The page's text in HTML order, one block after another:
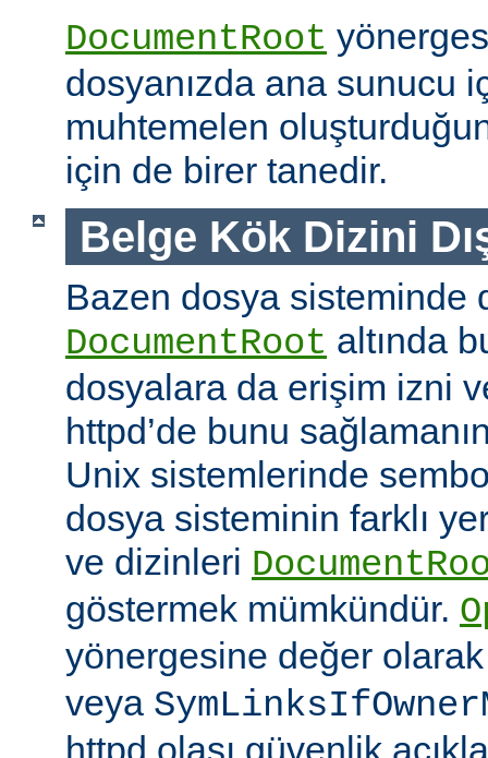
DocumentRoot
dosyanızda ana sunucu
muhtemelen
için de birer tanedir.
Belge Kök Dizini
Bazen dosya sisteminde
DocumentRoot altında
dosyalara da erişim izni
httpd’de bunu
Unix sistemlerinde
dosya sisteminin farklı
ve dizinleri
göstermek mümkündür.
yönergesine değer
veya